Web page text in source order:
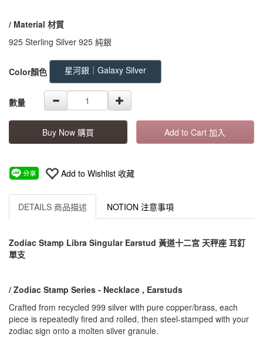
/ Material 材質
925 Sterling Silver 925 純銀
GOODS000000000000000000134
Color顏色 星河銀｜Galaxy Silver
數量
Buy Now 購買 Add to Cart 加入
Add to Wishlist 收藏
DETAILS 商品描述 NOTION 注意事項
Zodiac Stamp Libra Singular Earstud 黃道十二宮 天秤座 耳釘
單支
/ Zodiac Stamp Series - Necklace , Earstuds
Crafted from recycled 999 silver with pure copper/brass, each
piece is repeatedly fired and rolled, then steel-stamped with your
zodiac sign onto a molten silver granule.